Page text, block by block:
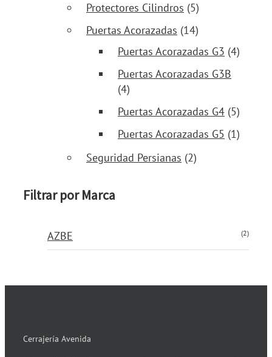
Protectores Cilindros (5)
Puertas Acorazadas (14)
Puertas Acorazadas G3 (4)
Puertas Acorazadas G3B
(4)
Puertas Acorazadas G4 (5)
Puertas Acorazadas G5 (1)
Seguridad Persianas (2)
Filtrar por Marca
AZBE (2)
Cerrajería Avenida